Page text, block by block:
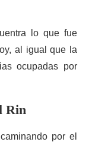
lo que fue
al igual que la
ocupadas por
Rin
por el